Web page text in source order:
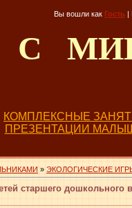
Вы вошли как Гость |
С
КОМПЛЕКСНЫЕ
ПРЕЗЕНТАЦИИ
» ЭКОЛОГИЧЕСКИЕ
старшего дошкольного